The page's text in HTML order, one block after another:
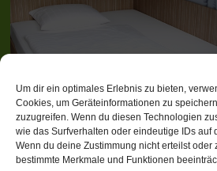
Um dir ein optimales Erlebnis zu bieten,
Cookies, um Geräteinformationen zu
zuzugreifen. Wenn du diesen Technologien
wie das Surfverhalten oder eindeutige IDs auf
Wenn du deine Zustimmung nicht erteilst oder
bestimmte Merkmale und Funktionen
Einzelzimmer
Helle, freundliche Zimmer mit Innenhofblick